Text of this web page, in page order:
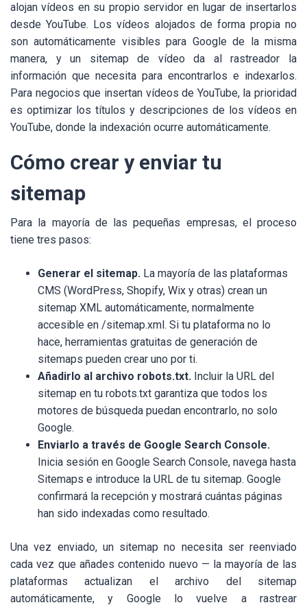
alojan vídeos en su propio servidor en lugar de insertarlos
desde YouTube. Los vídeos alojados de forma propia no
son automáticamente visibles para Google de la misma
manera, y un sitemap de vídeo da al rastreador la
información que necesita para encontrarlos e indexarlos.
Para negocios que insertan vídeos de YouTube, la prioridad
es optimizar los títulos y descripciones de los vídeos en
YouTube, donde la indexación ocurre automáticamente.
Cómo crear y enviar tu
sitemap
Para la mayoría de las pequeñas empresas, el proceso
tiene tres pasos:
Generar el sitemap. La mayoría de las plataformas
CMS (WordPress, Shopify, Wix y otras) crean un
sitemap XML automáticamente, normalmente
accesible en /sitemap.xml. Si tu plataforma no lo
hace, herramientas gratuitas de generación de
sitemaps pueden crear uno por ti.
Añadirlo al archivo robots.txt. Incluir la URL del
sitemap en tu robots.txt garantiza que todos los
motores de búsqueda puedan encontrarlo, no solo
Google.
Enviarlo a través de Google Search Console.
Inicia sesión en Google Search Console, navega hasta
Sitemaps e introduce la URL de tu sitemap. Google
confirmará la recepción y mostrará cuántas páginas
han sido indexadas como resultado.
Una vez enviado, un sitemap no necesita ser reenviado
cada vez que añades contenido nuevo — la mayoría de las
plataformas actualizan el archivo del sitemap
automáticamente, y Google lo vuelve a rastrear